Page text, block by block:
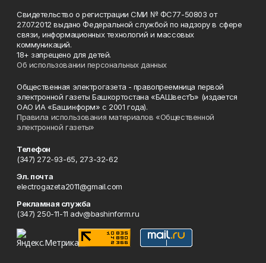
Свидетельство о регистрации СМИ № ФС77-50803 от
27.07.2012 выдано Федеральной службой по надзору в сфере
связи, информационных технологий и массовых
коммуникаций.
18+ запрещено для детей.
Об использовании персональных данных
Общественная электрогазета - правопреемница первой
электронной газеты Башкортостана «БАШвестЪ» (издается
ОАО ИА «Башинформ» с 2001 года).
Правила использования материалов «Общественной
электронной газеты»
Телефон
(347) 272-93-65, 273-32-62
Эл. почта
electrogazeta2011@gmail.com
Рекламная служба
(347) 250-11-11 adv@bashinform.ru